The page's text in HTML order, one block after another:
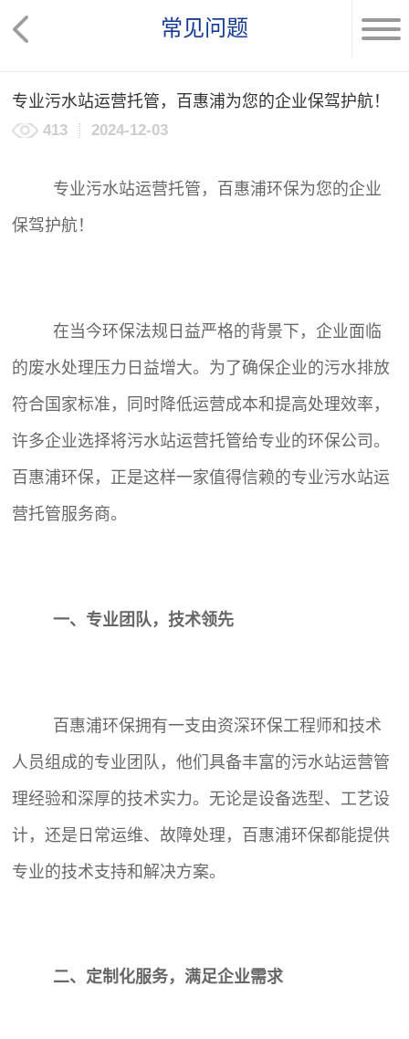
常见问题
专业污水站运营托管，百惠浦为您的企业保驾护航！
413 2024-12-03
专业污水站运营托管，百惠浦环保为您的企业
保驾护航！
在当今环保法规日益严格的背景下，企业面临
的废水处理压力日益增大。为了确保企业的污水排放
符合国家标准，同时降低运营成本和提高处理效率，
许多企业选择将污水站运营托管给专业的环保公司。
百惠浦环保，正是这样一家值得信赖的专业污水站运
营托管服务商。
一、专业团队，技术领先
百惠浦环保拥有一支由资深环保工程师和技术
人员组成的专业团队，他们具备丰富的污水站运营管
理经验和深厚的技术实力。无论是设备选型、工艺设
计，还是日常运维、故障处理，百惠浦环保都能提供
专业的技术支持和解决方案。
二、定制化服务，满足企业需求